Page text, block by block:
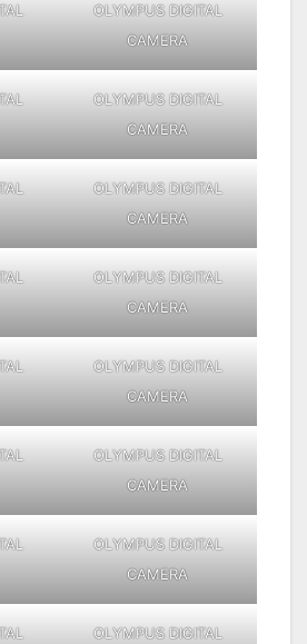
OLYMPUS DIGITAL
CAMERA
OLYMPUS DIGITAL
CAMERA
OLYMPUS DIGITAL
CAMERA
OLYMPUS DIGITAL
CAMERA
OLYMPUS DIGITAL
CAMERA
OLYMPUS DIGITAL
CAMERA
OLYMPUS DIGITAL
CAMERA
OLYMPUS DIGITAL